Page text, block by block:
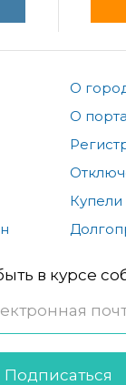
О
О
Купели
в курсе
Подписаться